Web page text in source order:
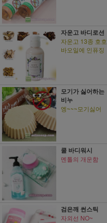
자운고 바디로션
자운고 13종 호호
바오일에 인퓨징
모기가 싫어하는
비누
엥~~~모기싫어
쿨 바디워시
멘톨의 개운함
검은깨 썬스틱
자외선 NO~